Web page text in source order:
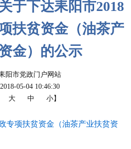
于下达耒阳市2018
扶贫资金（油茶产
金）的公示
阳市党政门户网站
05-04 10:46:30
大 中 小】
专项扶贫资金（油茶产业扶贫资